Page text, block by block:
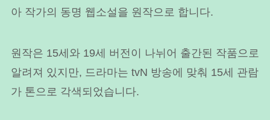
아 작가의 동명 웹소설을 원작으로 합니다.
원작은 15세와 19세 버전이 나뉘어 출간된 작품으로
알려져 있지만, 드라마는 tvN 방송에 맞춰 15세 관람
가 톤으로 각색되었습니다.